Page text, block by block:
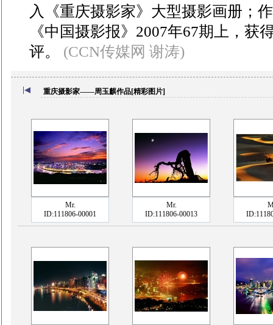
入《重庆摄影家》大型摄影画册；
《中国摄影报》2007年67期上，获
评。
(CCN传媒网 谢涛)
重庆摄影家——周玉麒作品[精彩图片]
Mr.
ID:111806-00001
Mr.
ID:111806-00013